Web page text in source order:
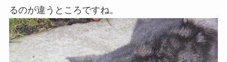
るのが違うところですね。